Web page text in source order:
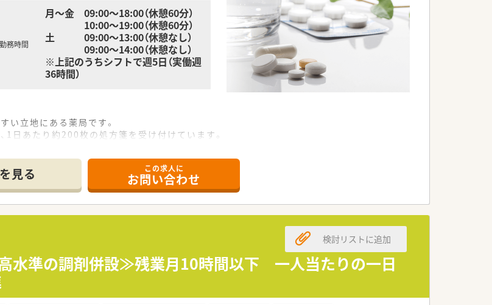
勤務時間
月～金 09:00～18:00（休憩60分）
10:00～19:00（休憩60分）
土 09:00～13:00（休憩なし）
09:00～14:00（休憩なし）
※上記のうちシフトで週5日（実働週
36時間）
い立地にある薬局です。
1日あたり約200枚の処方箋を受け付けています。
を導入しており、正社員でも非常に希少な好条件です。
みがあり、夏季休暇や年末年始休暇も取得可能です。
にキャリアアップを目指せる環境が整っています。
制と年間休日120日以上という好条件を提案いたします。
、安心して長くキャリアを形成したい方に最適でございます。
りつけ薬剤師」として活躍したい方にぜひ検討いただきたいです。
見る この求人に
お問い合わせ
高水準の調剤併設≫残業月10時間以下 一人当たりの一日
検討リストに追加